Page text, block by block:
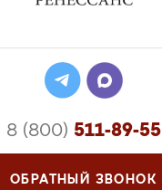
8 (800) 511-89-55
ОБРАТНЫЙ ЗВОНОК